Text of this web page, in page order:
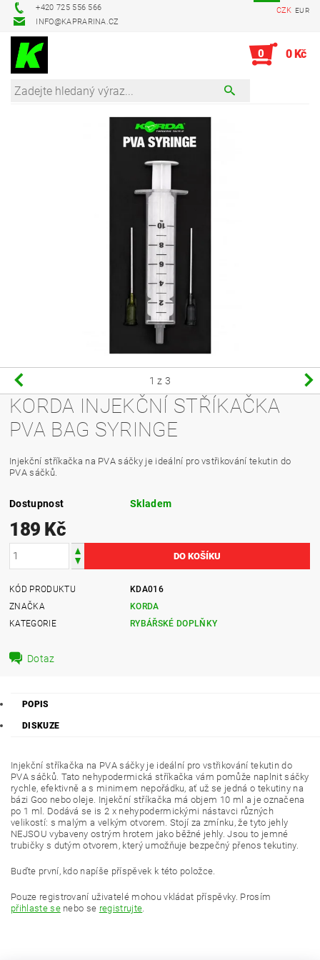
+420 725 556 566
INFO@KAPRARINA.CZ
CZK EUR
0 0 Kč
1 z 3
KORDA INJEKČNÍ STŘÍKAČKA
PVA BAG SYRINGE
Injekční stříkačka na PVA sáčky je ideální pro vstřikování tekutin do
PVA sáčků.
Dostupnost Skladem
189 Kč
KÓD PRODUKTU
KDA016
ZNAČKA
KORDA
KATEGORIE
RYBÁŘSKÉ DOPLŇKY
Dotaz
POPIS
DISKUZE
Injekční stříkačka na PVA sáčky je ideální pro vstřikování tekutin do
PVA sáčků. Tato nehypodermická stříkačka vám pomůže naplnit sáčky
rychle, efektivně a s minimem nepořádku, ať už se jedná o tekutiny na
bázi Goo nebo oleje. Injekční stříkačka má objem 10 ml a je označena
po 1 ml. Dodává se is 2 x nehypodermickými nástavci různých
velikostí: s malým a velkým otvorem. Stojí za zmínku, že tyto jehly
NEJSOU vybaveny ostrým hrotem jako běžné jehly. Jsou to jemné
trubičky s dutým otvorem, který umožňuje bezpečný přenos tekutiny.
Buďte první, kdo napíše příspěvek k této položce.
Pouze registrovaní uživatelé mohou vkládat příspěvky. Prosím
přihlaste senebo se registrujte.